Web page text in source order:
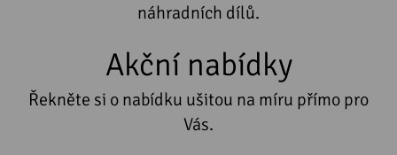
náhradních dílů.
Akční nabídky
Řekněte si o nabídku ušitou na míru přímo pro
Vás.